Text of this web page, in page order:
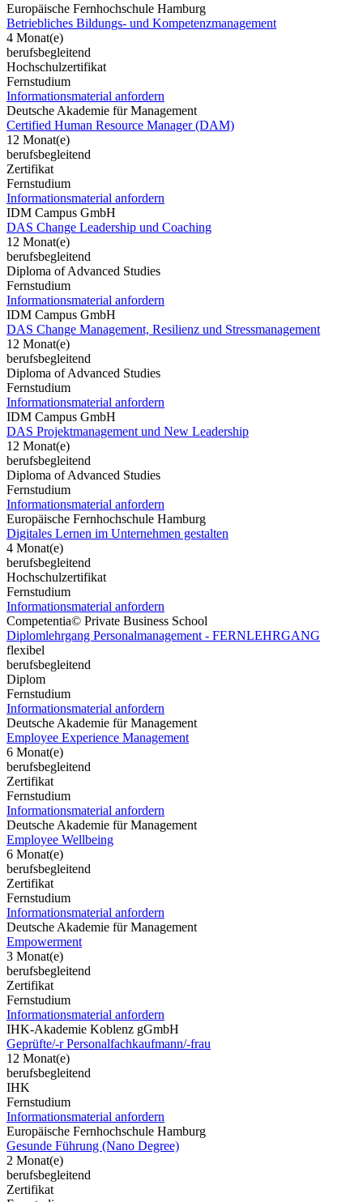
Europäische Fernhochschule Hamburg
Betriebliches Bildungs- und Kompetenzmanagement
4 Monat(e)
berufsbegleitend
Hochschulzertifikat
Fernstudium
Informationsmaterial anfordern
Deutsche Akademie für Management
Certified Human Resource Manager (DAM)
12 Monat(e)
berufsbegleitend
Zertifikat
Fernstudium
Informationsmaterial anfordern
IDM Campus GmbH
DAS Change Leadership und Coaching
12 Monat(e)
berufsbegleitend
Diploma of Advanced Studies
Fernstudium
Informationsmaterial anfordern
IDM Campus GmbH
DAS Change Management, Resilienz und Stressmanagement
12 Monat(e)
berufsbegleitend
Diploma of Advanced Studies
Fernstudium
Informationsmaterial anfordern
IDM Campus GmbH
DAS Projektmanagement und New Leadership
12 Monat(e)
berufsbegleitend
Diploma of Advanced Studies
Fernstudium
Informationsmaterial anfordern
Europäische Fernhochschule Hamburg
Digitales Lernen im Unternehmen gestalten
4 Monat(e)
berufsbegleitend
Hochschulzertifikat
Fernstudium
Informationsmaterial anfordern
Competentia© Private Business School
Diplomlehrgang Personalmanagement - FERNLEHRGANG
flexibel
berufsbegleitend
Diplom
Fernstudium
Informationsmaterial anfordern
Deutsche Akademie für Management
Employee Experience Management
6 Monat(e)
berufsbegleitend
Zertifikat
Fernstudium
Informationsmaterial anfordern
Deutsche Akademie für Management
Employee Wellbeing
6 Monat(e)
berufsbegleitend
Zertifikat
Fernstudium
Informationsmaterial anfordern
Deutsche Akademie für Management
Empowerment
3 Monat(e)
berufsbegleitend
Zertifikat
Fernstudium
Informationsmaterial anfordern
IHK-Akademie Koblenz gGmbH
Geprüfte/-r Personalfachkaufmann/-frau
12 Monat(e)
berufsbegleitend
IHK
Fernstudium
Informationsmaterial anfordern
Europäische Fernhochschule Hamburg
Gesunde Führung (Nano Degree)
2 Monat(e)
berufsbegleitend
Zertifikat